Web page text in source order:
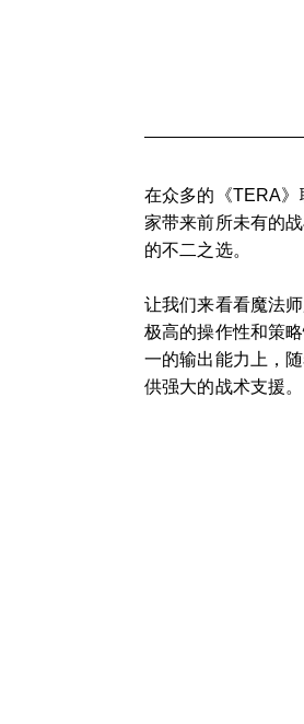
在众多的《TERA
家带来前所未有的
的不二之选。
让我们来看看魔法
极高的操作性和策
一的输出能力上，
供强大的战术支援。